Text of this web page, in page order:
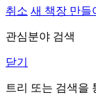
취소 새 책장 만들
관심분야 검색
닫기
트리 또는 검색을